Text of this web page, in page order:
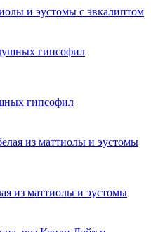
и эустомы с эвкалиптом
гипсофил
из маттиолы и эустомы